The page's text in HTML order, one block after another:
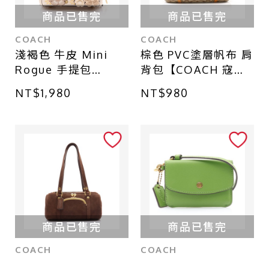
商品已售完
COACH
淺褐色 牛皮 Mini
Rogue 手提包
【COACH 寇馳】
CM776
NT$1,980
商品已售完
COACH
棕色 PVC塗層帆布 肩
背包【COACH 寇
馳】 F19822
NT$980
商品已售完
COACH
商品已售完
COACH